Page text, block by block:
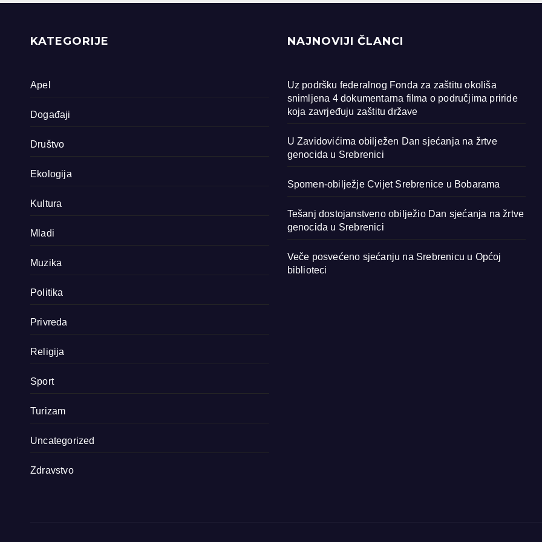
priride koja
države
KATEGORIJE
Apel
Događaji
Društvo
Ekologija
Kultura
Mladi
Muzika
Politika
Privreda
Religija
Sport
Turizam
Uncategorized
Zdravstvo
NAJNOVIJI ČLANCI
Uz podršku federalnog Fonda za zaštitu okoliša
snimljena 4 dokumentarna filma o područjima priride
koja zavrjeđuju zaštitu države
U Zavidovićima obilježen Dan sjećanja na žrtve
genocida u Srebrenici
Spomen-obilježje Cvijet Srebrenice u Bobarama
Tešanj dostojanstveno obilježio Dan sjećanja na žrtve
genocida u Srebrenici
Veče posvećeno sjećanju na Srebrenicu u Općoj
biblioteci